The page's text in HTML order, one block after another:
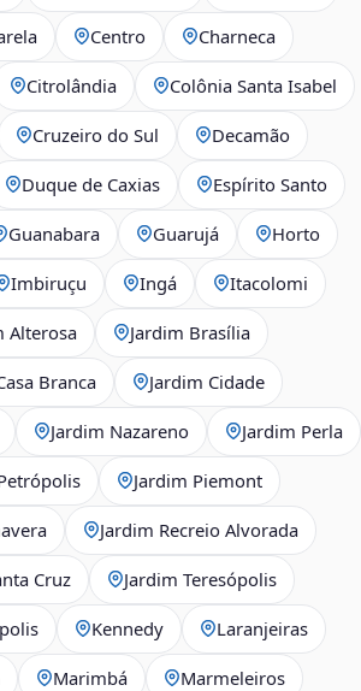
Centro Charneca
Citrolândia Colônia Santa Isabel
Cruzeiro do Sul Decamão
Duque de Caxias Espírito Santo
Guanabara Guarujá Horto
Imbiruçu Ingá Itacolomi
Alterosa Jardim Brasília
Branca Jardim Cidade
Jardim Nazareno Jardim Perla
Jardim Piemont
Jardim Recreio Alvorada
Cruz Jardim Teresópolis
Kennedy Laranjeiras
Marimbá Marmeleiros